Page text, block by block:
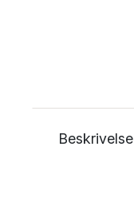
Beskrivelse